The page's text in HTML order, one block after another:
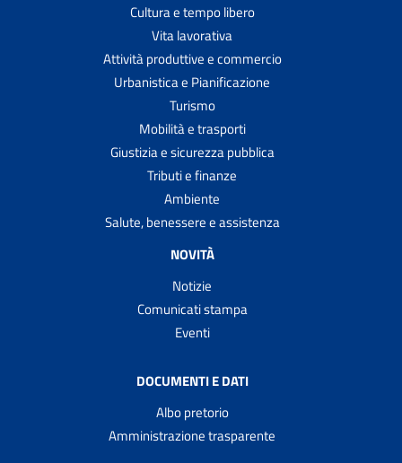
Cultura e tempo libero
Vita lavorativa
Attività produttive e commercio
Urbanistica e Pianificazione
Turismo
Mobilità e trasporti
Giustizia e sicurezza pubblica
Tributi e finanze
Ambiente
Salute, benessere e assistenza
NOVITÀ
Notizie
Comunicati stampa
Eventi
DOCUMENTI E DATI
Albo pretorio
Amministrazione trasparente